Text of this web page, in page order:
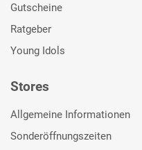
Gutscheine
Ratgeber
Young Idols
Stores
Allgemeine Informationen
Sonderöffnungszeiten